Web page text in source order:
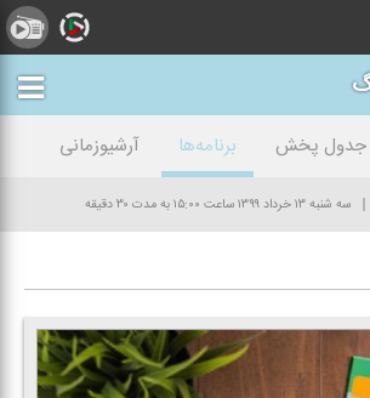
جدول پخش برنامه‌ها
آرشیوزمانی
سه شنبه ۱۳ خرداد ۱۳۹۹ ساعت ۱۵:۰۰ به مدت ۳۰ دقیقه